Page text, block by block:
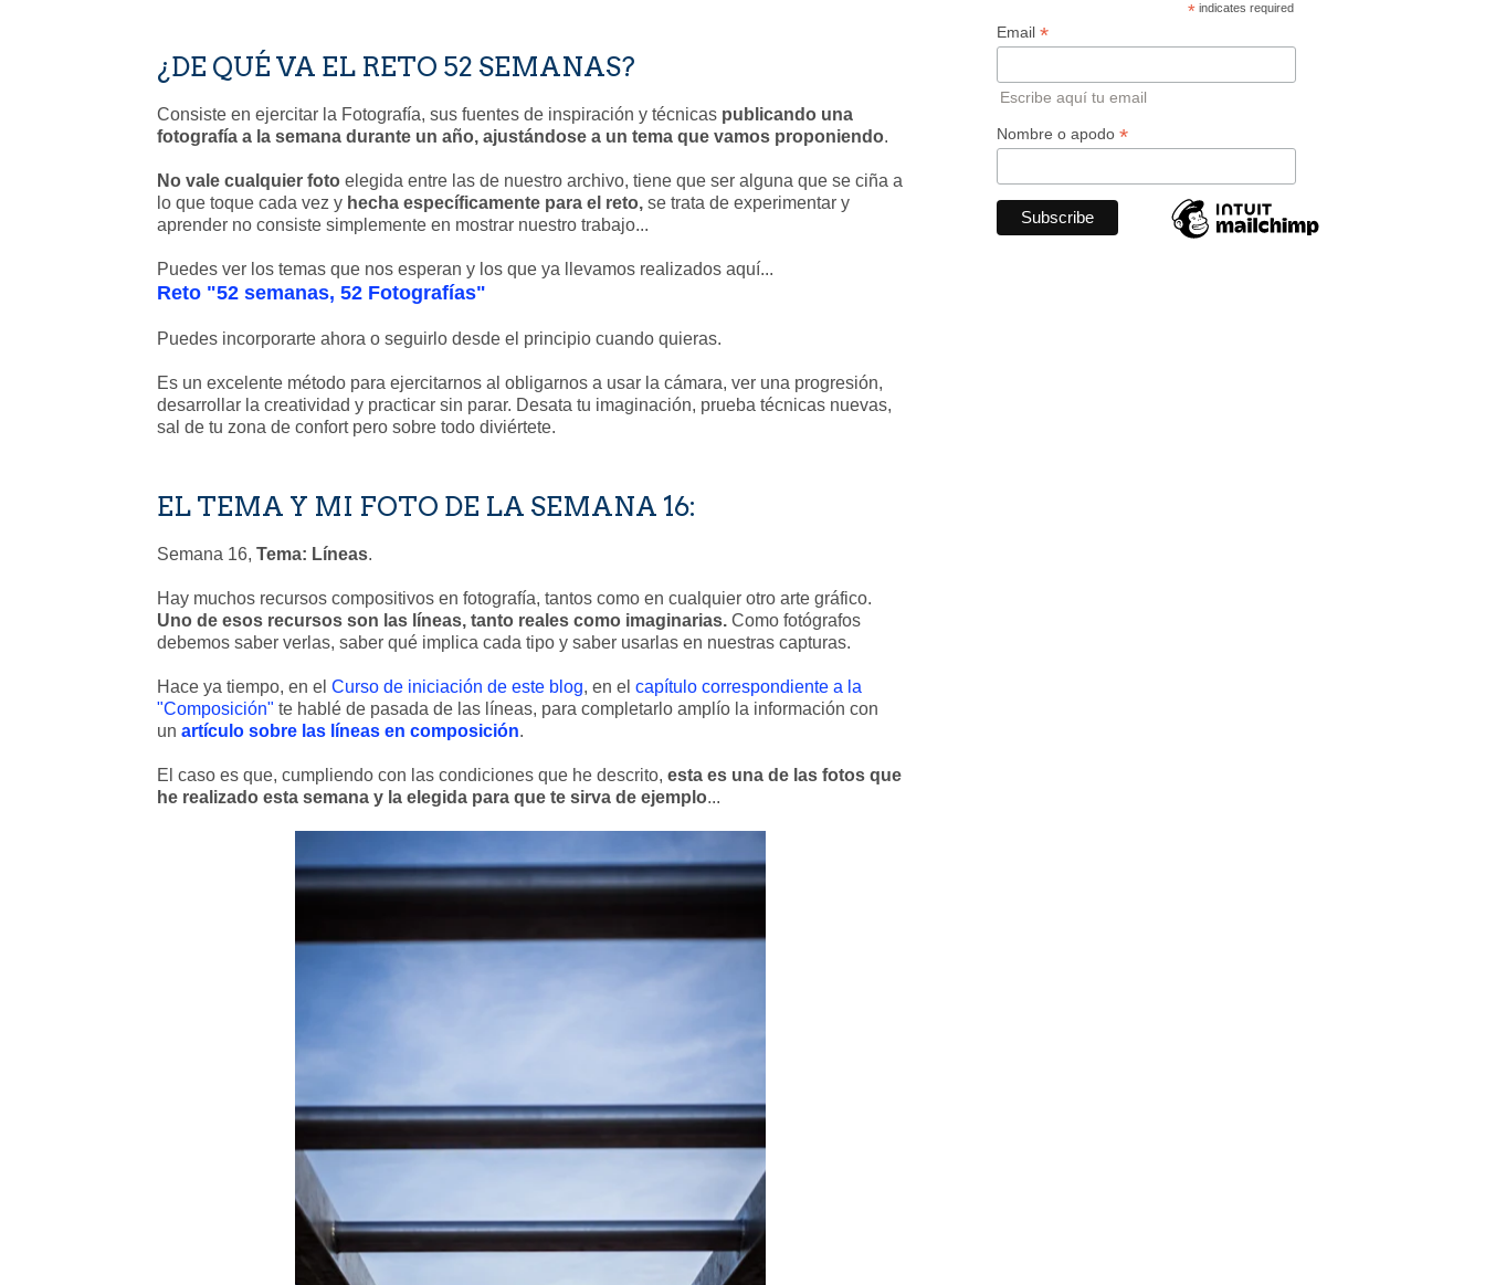
¿DE QUÉ VA EL RETO 52 SEMANAS?
Consiste en ejercitar la Fotografía, sus fuentes de inspiración y técnicas publicando una
fotografía a la semana durante un año, ajustándose a un tema que vamos proponiendo.
No vale cualquier foto elegida entre las de nuestro archivo, tiene que ser alguna que se ciña a
lo que toque cada vez y hecha específicamente para el reto, se trata de experimentar y
aprender no consiste simplemente en mostrar nuestro trabajo...
Puedes ver los temas que nos esperan y los que ya llevamos realizados aquí...
Reto "52 semanas, 52 Fotografías"
Puedes incorporarte ahora o seguirlo desde el principio cuando quieras.
Es un excelente método para ejercitarnos al obligarnos a usar la cámara, ver una progresión,
desarrollar la creatividad y practicar sin parar. Desata tu imaginación, prueba técnicas nuevas,
sal de tu zona de confort pero sobre todo diviértete.
EL TEMA Y MI FOTO DE LA SEMANA 16:
Semana 16, Tema: Líneas.
Hay muchos recursos compositivos en fotografía, tantos como en cualquier otro arte gráfico.
Uno de esos recursos son las líneas, tanto reales como imaginarias. Como fotógrafos
debemos saber verlas, saber qué implica cada tipo y saber usarlas en nuestras capturas.
Hace ya tiempo, en el Curso de iniciación de este blog, en el capítulo correspondiente a la
"Composición" te hablé de pasada de las líneas, para completarlo amplío la información con
un artículo sobre las líneas en composición.
El caso es que, cumpliendo con las condiciones que he descrito, esta es una de las fotos que
he realizado esta semana y la elegida para que te sirva de ejemplo...
*indicates required
Email *
Escribe aquí tu email
Nombre o apodo *